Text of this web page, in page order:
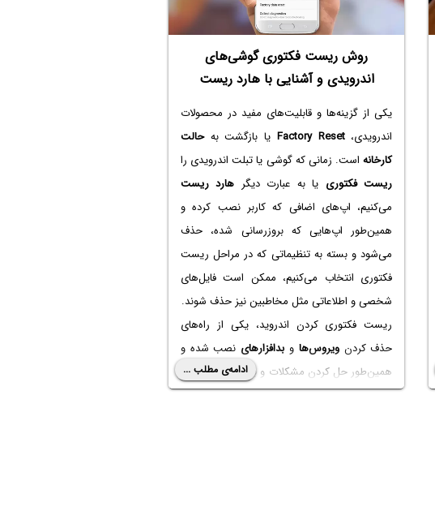
تنظیمات پوسته و اپ‌ها و همین‌طور آپدیت بهتر و
حتی دسترسی به
روت دارد.
روش ریست فکتوری گوشی‌های
اندرویدی و آشنایی با هارد ریست
یکی از گزینه‌ها و قابلیت‌های مفید در محصولات
اندرویدی،Factory Reset یا بازگشت بهحالت
کارخانهاست. زمانی که گوشی یا تبلت اندرویدی را
ریست فکتوری یا به عبارت دیگر هارد ریست
می‌کنیم، اپ‌های اضافی که کاربر نصب کرده و
همین‌طور اپ‌هایی که بروزرسانی شده، حذف
می‌شود و بسته به تنظیماتی که در مراحل ریست
فکتوری انتخاب می‌کنیم، ممکن است فایل‌های
شخصی و اطلاعاتی مثل مخاطبین نیز حذف شوند.
ریست فکتوری کردن اندروید، یکی از راه‌های
حذف کردنویروس‌ها و بد‌افزارهای نصب شده و
همین‌طور حل کردن مشکلات و باگ‌های نرم‌افزاری
است. لذا هر کاربری می‌بایست با روش ریست
ادامه‌ی مطلب ...